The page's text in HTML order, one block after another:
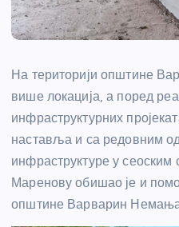
На територији општине
више локација, а поред
инфраструктурних
наставља и са редовним
инфраструктуре у
Маренову обишао је и
општине Варварин